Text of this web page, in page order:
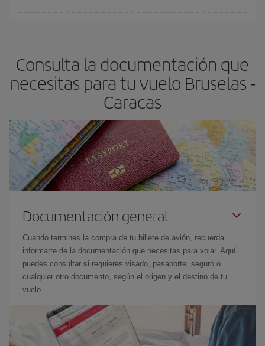
Consulta la documentación que
necesitas para tu vuelo Bruselas -
Caracas
Documentación general
Cuando termines la compra de tu billete de avión, recuerda
informarte de la documentación que necesitas para volar. Aquí
puedes consultar si requieres visado, pasaporte, seguro o
cualquier otro documento, según el origen y el destino de tu
vuelo.